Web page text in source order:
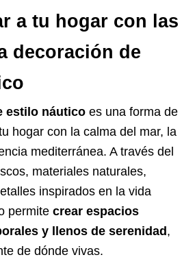
a tu hogar con las
decoración de
estilo náutico es una forma de
hogar con la calma del mar, la
mediterránea. A través del
materiales naturales,
inspirados en la vida
permite crear espacios
y llenos de serenidad,
de dónde vivas.